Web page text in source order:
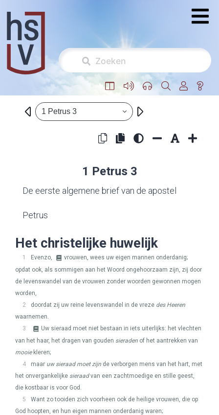
1 Petrus 3
1 Petrus 3
De eerste algemene brief van de apostel
Petrus
Het christelijke huwelijk
1 Evenzo,
vrouwen, wees uw eigen mannen onderdanig;
opdat ook, als sommigen aan het Woord ongehoorzaam zijn, zij door
de levenswandel van de vrouwen zonder woorden gewonnen mogen
worden,
2
doordat zij uw reine levenswandel in de vreze des Heeren
waarnemen.
3
Uw sieraad moet niet bestaan in iets uiterlijks: het vlechten
van het haar, het dragen van gouden sieraden of het aantrekken van
mooiekleren;
4
maar uw sieraad moet zijn de verborgen mens van het hart, met
het onvergankelijke sieraadvan een zachtmoedige en stille geest,
die kostbaar is voor God.
5
Want zo tooiden zich voorheen ook de heilige vrouwen, die op
God hoopten, en hun eigen mannen onderdanig waren;